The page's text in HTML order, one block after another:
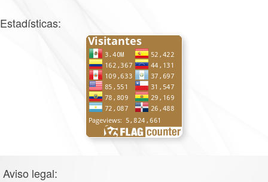
Estadísticas:
Aviso legal: